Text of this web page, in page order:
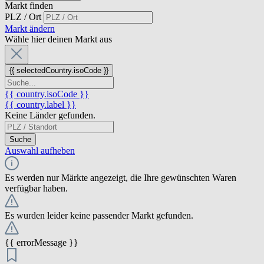
Markt finden
PLZ / Ort
Markt ändern
Wähle hier deinen Markt aus
{{ selectedCountry.isoCode }}
{{ country.isoCode }}
{{ country.label }}
Keine Länder gefunden.
Suche
Auswahl aufheben
Es werden nur Märkte angezeigt, die Ihre gewünschten Waren
verfügbar haben.
Es wurden leider keine passender Markt gefunden.
{{ errorMessage }}